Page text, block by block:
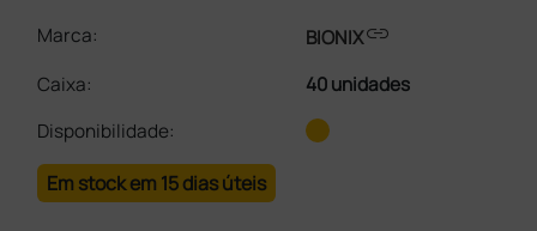
Marca:
BIONIXlink
Caixa:
40 unidades
Disponibilidade:
Em stock em 15 dias úteis